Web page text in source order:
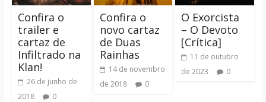
Confira o
trailer e
cartaz de
Infiltrado na
Klan!
26 de junho de
2018
0
Confira o
novo cartaz
de Duas
Rainhas
14 de novembro
de 2018
0
O Exorcista
– O Devoto
[Crítica]
11 de outubro
de 2023
0